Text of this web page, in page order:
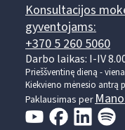
Konsultacijos
gyventojams:
+370 5 260 5060
Darbo laikas: I-IV
Prieššventinę dieną -
Kiekvieno mėnesio antrą
Paklausimas per